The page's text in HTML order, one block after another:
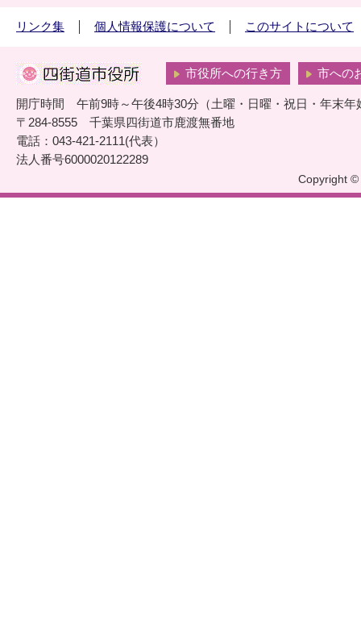
リンク集 個人情報保護について このサイトについて
市役所への行き方 市への
開庁時間 午前9時～午後4時30分（土曜・日曜・祝日・年末年
〒284-8555 千葉県四街道市鹿渡無番地
電話：043-421-2111(代表）
法人番号6000020122289
Copyright ©